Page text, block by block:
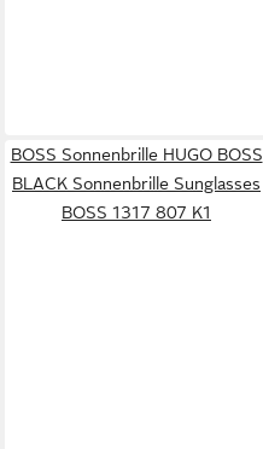
BOSS Sonnenbrille HUGO BOSS
BLACK Sonnenbrille Sunglasses
BOSS 1317 807 K1